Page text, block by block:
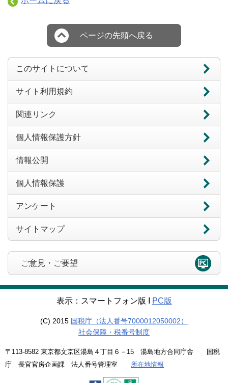
ページの先頭へ戻る
このサイトについて
サイト利用規約
関連リンク
個人情報保護方針
情報公開
個人情報保護
アンケート
サイトマップ
ご意見・ご要望
表示：スマートフォン版 Ι PC版
(C) 2015 国税庁（法人番号7000012050002）
社会保障・税番号制度
〒113-8582 東京都文京区湯島４丁目６－15 湯島地方合同庁舎 国税
庁 長官官房企画課 法人番号管理室 所在地情報